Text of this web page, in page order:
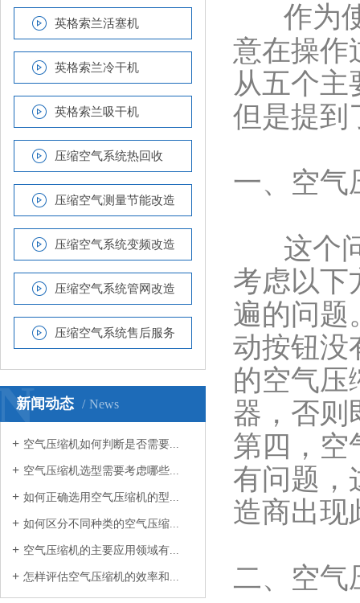
英格索兰活塞机
英格索兰冷干机
英格索兰吸干机
压缩空气系统热回收
压缩空气测量节能改造
压缩空气系统变频改造
压缩空气系统管网改造
压缩空气系统售后服务
新闻动态 News
空气压缩机如何判断是否需要...
空气压缩机选型需要考虑哪些...
如何正确选用空气压缩机的型...
如何区分不同种类的空气压缩...
空气压缩机的主要应用领域有...
怎样评估空气压缩机的效率和...
作为
意在操作
从五个主
但是提到
一、空气
这个问
考虑以下
遍的问题
动按钮没
的空气压
器，否则
第四，空
有问题，
造商出现
二、空气